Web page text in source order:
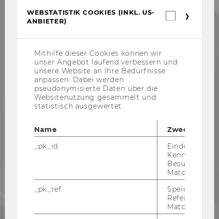
WEBSTATISTIK COOKIES (INKL. US-
ANBIETER)
Mithilfe dieser Cookies können wir
unser Angebot laufend verbessern und
unsere Website an Ihre Bedürfnisse
anpassen. Dabei werden
pseudonymisierte Daten über die
Websitenutzung gesammelt und
statistisch ausgewertet.
Name
Zweck
_pk_id
Eindeutige
Besuchers
Matomo.
_pk_ref
Speicherung
Referrers
Matomo.